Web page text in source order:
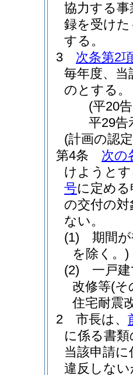
協力する
録を受け
する。
3
次条第2
毎年度、
のとする。
(平20
平29告
(計画の認
第4条
次の
けようと
号に定め
の交付の
ない。
(1)
期間
を除く。)
(2)
一戸
改修等(そ
住宅耐震
2
市長は、
に係る書
当該申請
違反しな